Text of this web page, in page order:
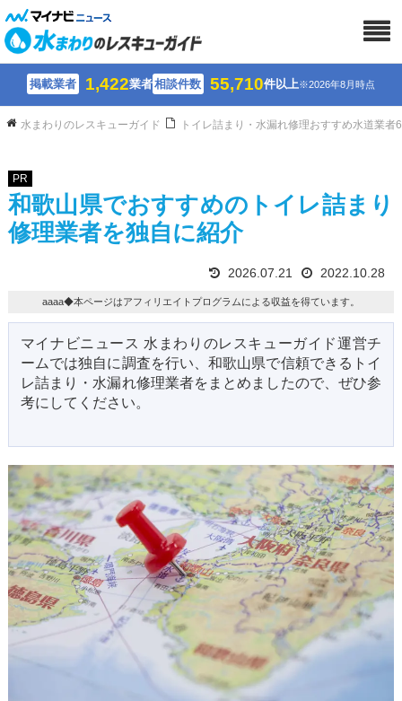
掲載業者 1,422業者相談件数 55,710件以上※2026年8月時点
水まわりのレスキューガイド トイレ詰まり・水漏れ修理おすすめ水道業
PR
和歌山県でおすすめのトイレ詰まり
修理業者を独自に紹介
2026.07.21 2022.10.28
aaaa◆本ページはアフィリエイトプログラムによる収益を得ています。
マイナビニュース 水まわりのレスキューガイド運営チ
ームでは独自に調査を行い、和歌山県で信頼できるトイ
レ詰まり・水漏れ修理業者をまとめましたので、ぜひ参
考にしてください。